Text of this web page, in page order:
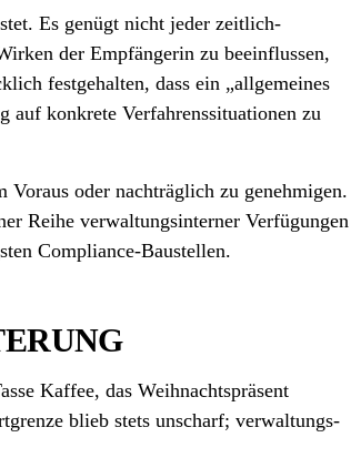
Es genügt nicht jeder zeitlich-
der Empfänger­in zu beeinflussen,
festgehalten, dass ein „allgemeines
auf konkrete Verfahrens­situationen zu
oder nachträglich zu genehmigen.
Reihe verwaltungs­interner Verfügungen
Compliance-Baustellen.
Kaffee, das Weihnachts­präsent
blieb stets unscharf; verwaltungs­